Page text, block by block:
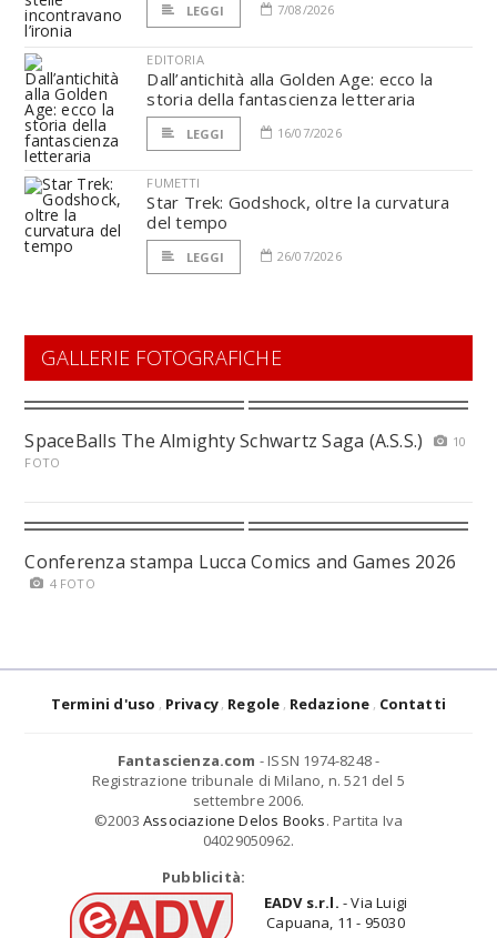
LEGGI 7/08/2026
EDITORIA
Dall’antichità alla Golden Age: ecco la
storia della fantascienza letteraria
LEGGI 16/07/2026
FUMETTI
Star Trek: Godshock, oltre la curvatura
del tempo
LEGGI 26/07/2026
GALLERIE FOTOGRAFICHE
SpaceBalls The Almighty Schwartz Saga (A.S.S.)
10
FOTO
Conferenza stampa Lucca Comics and Games 2026
4 FOTO
Termini d'uso Privacy Regole Redazione Contatti
Fantascienza.com - ISSN 1974-8248 -
Registrazione tribunale di Milano, n. 521 del 5
settembre 2006.
©2003 Associazione Delos Books. Partita Iva
04029050962.
Pubblicità:
EADV s.r.l. - Via Luigi
Capuana, 11 - 95030